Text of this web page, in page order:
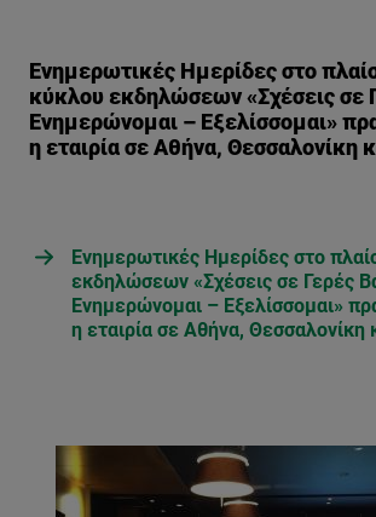
Ενημερωτικές Ημερίδες στο
κύκλου εκδηλώσεων «Σχέσεις σε
Ενημερώνομαι – Εξελίσσομαι»
η εταιρία σε Αθήνα, Θεσσαλονίκη
Ενημερωτικές Ημερίδες στο
εκδηλώσεων «Σχέσεις σε Γερές
Ενημερώνομαι – Εξελίσσομαι»
η εταιρία σε Αθήνα, Θεσσαλονίκη